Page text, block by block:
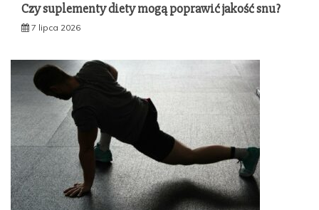
Czy suplementy diety mogą poprawić jakość snu?
7 lipca 2026